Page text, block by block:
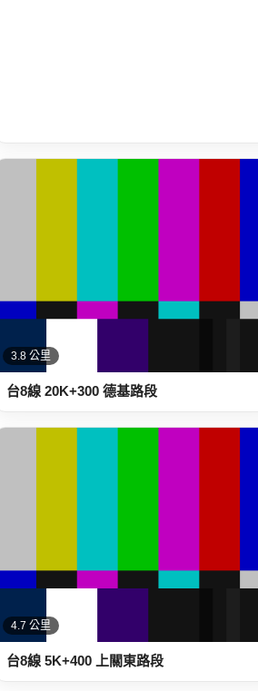
3.8 公里
台8線 20K+300 德基路段
4.7 公里
台8線 5K+400 上關東路段